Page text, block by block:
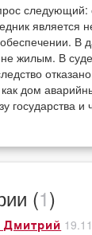
следующий:
является
жилым. В
как дом
государства
(1)
Дмитрий